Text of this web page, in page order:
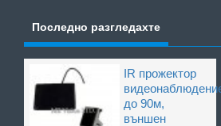
Последно разгледахте
IR прожектор
до 90м,
външен